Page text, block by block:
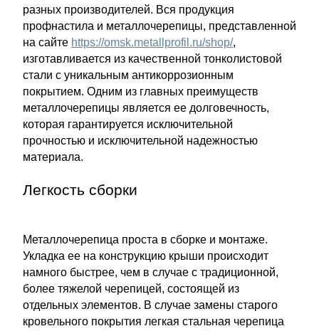
разных производителей. Вся продукция
профнастила и металлочерепицы, представленной
на сайте https://omsk.metallprofil.ru/shop/,
изготавливается из качественной тонколистовой
стали с уникальным антикоррозионным
покрытием. Одним из главных преимуществ
металлочерепицы является ее долговечность,
которая гарантируется исключительной
прочностью и исключительной надежностью
материала.
Легкость сборки
Металлочерепица проста в сборке и монтаже.
Укладка ее на конструкцию крыши происходит
намного быстрее, чем в случае с традиционной,
более тяжелой черепицей, состоящей из
отдельных элементов. В случае замены старого
кровельного покрытия легкая стальная черепица